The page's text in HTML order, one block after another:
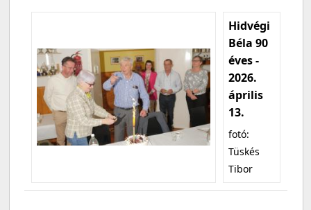
Hidvégi
Béla 90
éves -
2026.
április
13.
fotó:
Tüskés
Tibor